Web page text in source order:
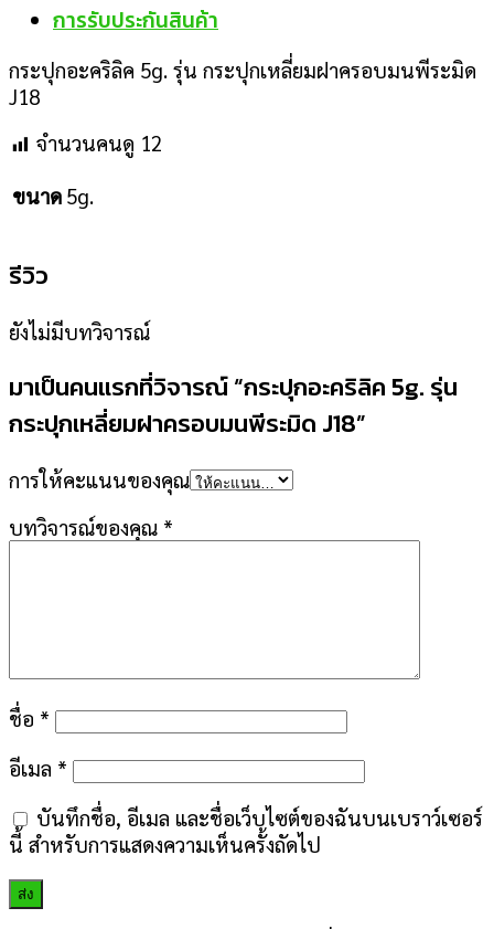
การรับประกันสินค้า
กระปุกอะคริลิค 5g. รุ่น กระปุกเหลี่ยมฝาครอบมนพีระมิด
J18
จำนวนคนดู 12
ขนาด 5g.
รีวิว
ยังไม่มีบทวิจารณ์
มาเป็นคนแรกที่วิจารณ์ “กระปุกอะคริลิค 5g. รุ่น
กระปุกเหลี่ยมฝาครอบมนพีระมิด J18”
การให้คะแนนของคุณ
บทวิจารณ์ของคุณ *
ชื่อ *
อีเมล *
บันทึกชื่อ, อีเมล และชื่อเว็บไซต์ของฉันบนเบราว์เซอร์
นี้ สำหรับการแสดงความเห็นครั้งถัดไป